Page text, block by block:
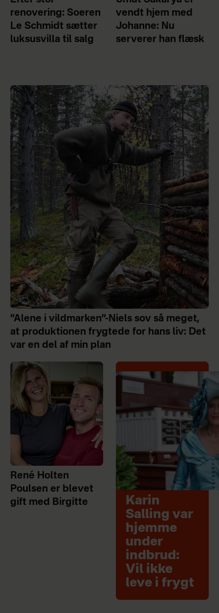
renovering: Soeren
Le Schmidt sætter
luksusvilla til salg
vendt hjem med
Johanne: Nu
serverer han flæsk
”Alene i vildmarken”-Niels sov så meget,
at produktionen frygtede for hans liv: Det
var en del af min plan
René Holten
Poulsen er blevet
gift med Birgitte
Karin
Salling var
hjemme
under
indbrud:
Vil ikke
leve i frygt